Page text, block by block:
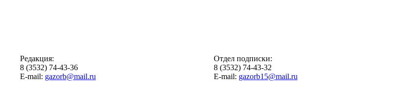
Редакция:
8 (3532) 74-43-36
E-mail: gazorb@mail.ru
Отдел подписки:
8 (3532) 74-43-32
E-mail: gazorb15@mail.ru